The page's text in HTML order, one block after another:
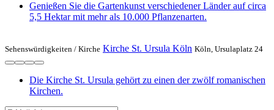
Genießen Sie die Gartenkunst verschiedener Länder auf circa
5,5 Hektar mit mehr als 10.000 Pflanzenarten.
Sehenswürdigkeiten / Kirche Kirche St. Ursula Köln Köln, Ursulaplatz 24
Die Kirche St. Ursula gehört zu einen der zwölf romanischen
Kirchen.